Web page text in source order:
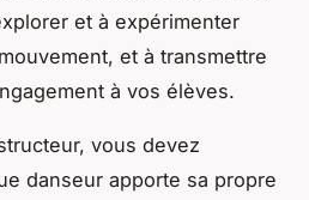
et à expérimenter
et à transmettre
à vos élèves.
vous devez
danseur apporte sa propre